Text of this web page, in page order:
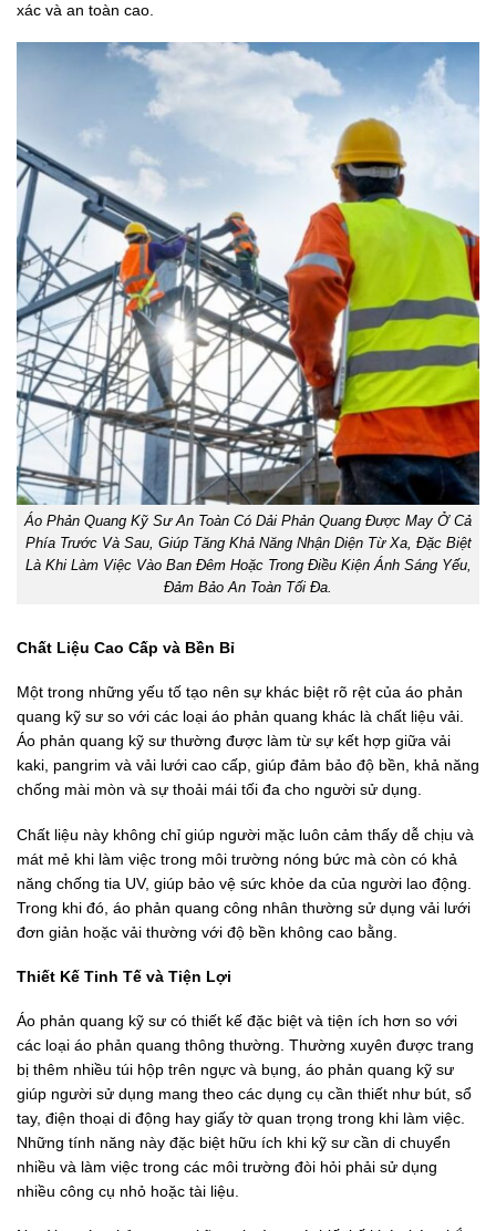
xác và an toàn cao.
Áo Phản Quang Kỹ Sư An Toàn Có Dải Phản Quang Được May Ở Cả
Phía Trước Và Sau, Giúp Tăng Khả Năng Nhận Diện Từ Xa, Đặc Biệt
Là Khi Làm Việc Vào Ban Đêm Hoặc Trong Điều Kiện Ánh Sáng Yếu,
Đảm Bảo An Toàn Tối Đa.
Chất Liệu Cao Cấp và Bền Bỉ
Một trong những yếu tố tạo nên sự khác biệt rõ rệt của áo phản
quang kỹ sư so với các loại áo phản quang khác là chất liệu vải.
Áo phản quang kỹ sư thường được làm từ sự kết hợp giữa vải
kaki, pangrim và vải lưới cao cấp, giúp đảm bảo độ bền, khả năng
chống mài mòn và sự thoải mái tối đa cho người sử dụng.
Chất liệu này không chỉ giúp người mặc luôn cảm thấy dễ chịu và
mát mẻ khi làm việc trong môi trường nóng bức mà còn có khả
năng chống tia UV, giúp bảo vệ sức khỏe da của người lao động.
Trong khi đó, áo phản quang công nhân thường sử dụng vải lưới
đơn giản hoặc vải thường với độ bền không cao bằng.
Thiết Kế Tinh Tế và Tiện Lợi
Áo phản quang kỹ sư có thiết kế đặc biệt và tiện ích hơn so với
các loại áo phản quang thông thường. Thường xuyên được trang
bị thêm nhiều túi hộp trên ngực và bụng, áo phản quang kỹ sư
giúp người sử dụng mang theo các dụng cụ cần thiết như bút, sổ
tay, điện thoại di động hay giấy tờ quan trọng trong khi làm việc.
Những tính năng này đặc biệt hữu ích khi kỹ sư cần di chuyển
nhiều và làm việc trong các môi trường đòi hỏi phải sử dụng
nhiều công cụ nhỏ hoặc tài liệu.